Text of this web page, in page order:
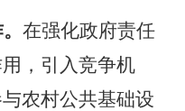
在强化政府责任
，引入竞争机
农村公共基础设